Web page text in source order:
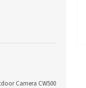
Camera CW500